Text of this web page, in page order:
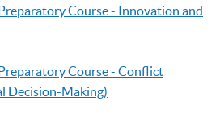
Course - Innovation and
Course - Conflict
Decision-Making)